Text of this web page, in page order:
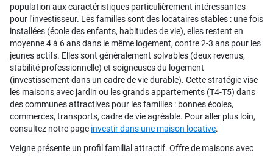
population aux caractéristiques particulièrement intéressantes
pour l'investisseur. Les familles sont des locataires stables : une fois
installées (école des enfants, habitudes de vie), elles restent en
moyenne 4 à 6 ans dans le même logement, contre 2-3 ans pour les
jeunes actifs. Elles sont généralement solvables (deux revenus,
stabilité professionnelle) et soigneuses du logement
(investissement dans un cadre de vie durable). Cette stratégie vise
les maisons avec jardin ou les grands appartements (T4-T5) dans
des communes attractives pour les familles : bonnes écoles,
commerces, transports, cadre de vie agréable. Pour aller plus loin,
consultez notre page investir dans une maison locative.
Veigne présente un profil familial attractif. Offre de maisons avec